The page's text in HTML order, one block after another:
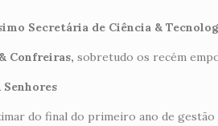
Secretária de Ciência &
Confreiras,sobretudo os recém
Senhores
do final do primeiro ano de gestão